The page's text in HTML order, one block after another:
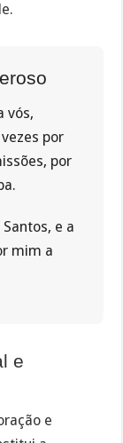
vós,
por
por
e a
mim a
e
e